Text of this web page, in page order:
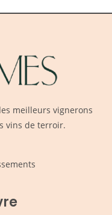
meilleurs vignerons
vins de terroir.